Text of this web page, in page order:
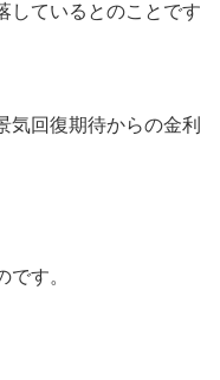
しているとのことです
気回復期待からの金利
す。